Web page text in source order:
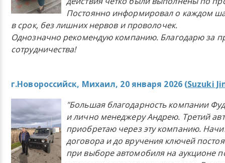
Постоянно информировал о каждом
в срок, без лишних нервов и проволочек.
Однозначно рекомендую компанию. Благодарю за
сотрудничества!
г.Новороссийск, Михаил, 20 января 2026 (Suzuki
"Большая благодарность компании
и лично менеджеру Андрею. Третий
приобретаю через эту компанию.
договора и до вручения ключей
при выборе автомобиля на аукционе